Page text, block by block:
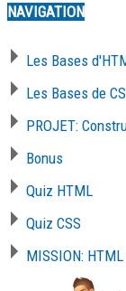
NAVIGATION
Les Bases
Les Bases de
PROJET:
Bonus
Quiz HTML
Quiz CSS
MISSION: HTML